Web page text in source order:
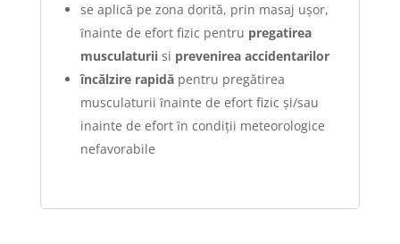
se aplică pe zona dorită, prin masaj ușor,
ȋnainte de efort fizic pentru pregatirea
musculaturiisi prevenirea accidentarilor
încălzire rapidăpentru pregătirea
musculaturii ȋnainte de efort fizic şi/sau
inainte de efort ȋn condiţii meteorologice
nefavorabile